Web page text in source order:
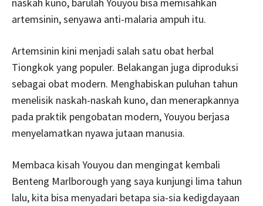
artemsinin, senyawa anti­-malaria ampuh itu.
Artemsinin kini menjadi salah satu obat herbal
Tiongkok yang populer. Belakangan juga dipro­duksi
sebagai obat modern. Menghabiskan puluh­an tahun
menelisik naskah­-naskah kuno, dan menerapkannya
pada praktik pengobatan modern, Youyou berjasa
menyelamatkan nyawa jutaan manusia.
Membaca kisah Youyou dan mengingat kembali
Benteng Marlborough yang saya kunjungi lima tahun
lalu, kita bisa menyadari betapa sia­-sia kedig­dayaan